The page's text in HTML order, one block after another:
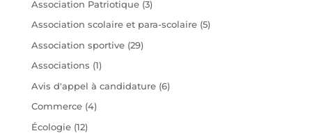
Association Patriotique(3)
Association scolaire et para-scolaire(5)
Association sportive(29)
Associations (1)
Avis d'appel à candidature(6)
Commerce(4)
Écologie(12)